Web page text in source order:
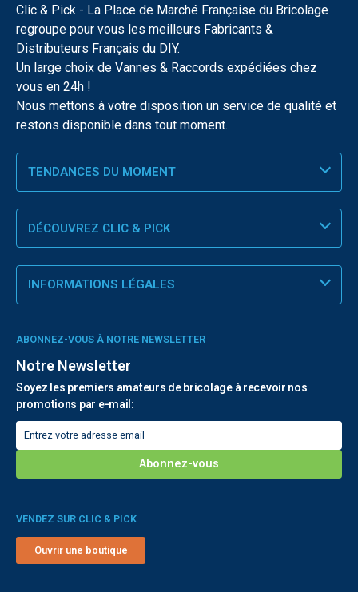
Clic & Pick - La Place de Marché Française du Bricolage
regroupe pour vous les meilleurs Fabricants &
Distributeurs Français du DIY.
Un large choix de Vannes & Raccords expédiées chez
vous en 24h !
Nous mettons à votre disposition un service de qualité et
restons disponible dans tout moment.
TENDANCES DU MOMENT
DÉCOUVREZ CLIC & PICK
INFORMATIONS LÉGALES
ABONNEZ-VOUS À NOTRE NEWSLETTER
Notre Newsletter
Soyez les premiers amateurs de bricolage à recevoir nos
promotions par e-mail:
VENDEZ SUR CLIC & PICK
Ouvrir une boutique